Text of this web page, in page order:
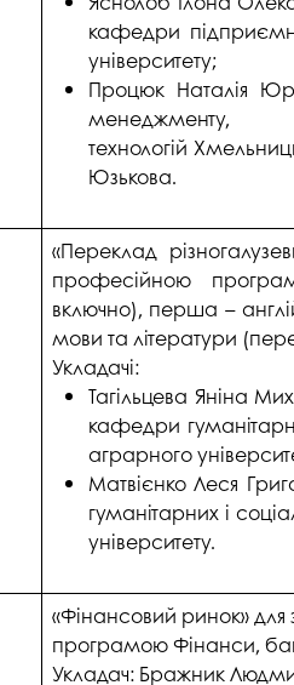
кафедри
університету;
Процюк Наталія
менеджменту,
технологій
Юзькова.
«Переклад
професійною
включно), перша –
мови та літератури
Укладачі:
Тагільцева Яніна
кафедри
аграрного
Матвієнко Леся
гуманітарних і
університету.
«Фінансовий ринок» для
програмою Фінанси,
Укладач: Бражник